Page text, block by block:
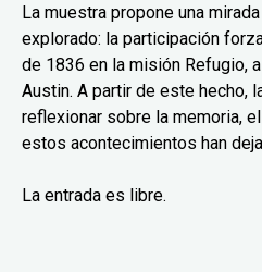
La muestra propone una
explorado: la participación
de 1836 en la misión Refugio,
Austin. A partir de este hecho,
reflexionar sobre la memoria,
estos acontecimientos han
La entrada es libre.